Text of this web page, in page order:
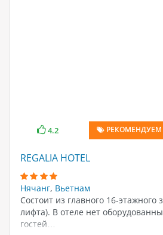
4.2 РЕКОМЕНДУЕМ
REGALIA HOTEL
Нячанг, Вьетнам
Состоит из главного 16-этажного
лифта). В отеле нет
гостей…